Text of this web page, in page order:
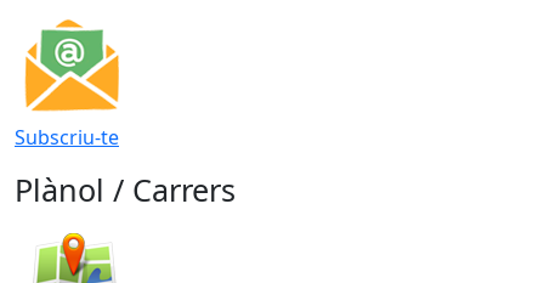
Subscriu-te
Plànol / Carrers